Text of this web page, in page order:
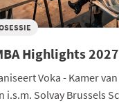
Highlights 2027
Voka - Kamer
i.s.m. Solvay Brussels